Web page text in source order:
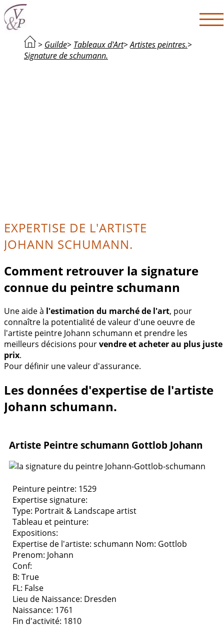
> Guilde> Tableaux d'Art>Artistes peintres.>
Signature de schumann.
EXPERTISE DE L'ARTISTE
JOHANN SCHUMANN.
Comment retrouver la signature
connue du peintre schumann
Une aide à l'estimation du marché de l'art, pour
connaître la potentialité de valeur d'une oeuvre de
l'artiste peintre Johann schumann et prendre les
meilleurs décisions pourvendre et acheter au plus juste
prix.
Pour définir une valeur d'assurance.
Les données d'expertise de l'artiste
Johann schumann.
Artiste Peintre schumann Gottlob Johann
Peinture peintre: 1529
Expertise signature:
Type: Portrait & Landscape artist
Tableau et peinture:
Expositions:
Expertise de l'artiste: schumann Nom: Gottlob
Prenom: Johann
Conf:
B: True
FL: False
Lieu de Naissance: Dresden
Naissance: 1761
Fin d'activité: 1810